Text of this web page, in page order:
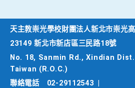
天主教崇光學校財團法人新北市崇光
23149 新北市新店區三民路18號
No. 18, Sanmin Rd., Xindian
Taiwan (R.O.C.)
聯絡電話
02-29112543